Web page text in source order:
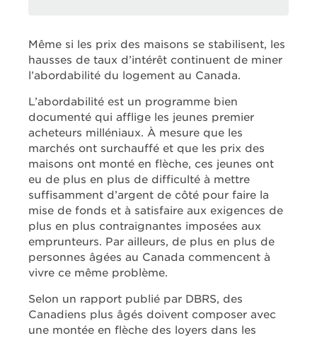
Même si les prix des maisons se stabilisent, les
hausses de taux d’intérêt continuent de miner
l’abordabilité du logement au Canada.
L’abordabilité est un programme bien
documenté qui afflige les jeunes premier
acheteurs milléniaux. À mesure que les
marchés ont surchauffé et que les prix des
maisons ont monté en flèche, ces jeunes ont
eu de plus en plus de difficulté à mettre
suffisamment d’argent de côté pour faire la
mise de fonds et à satisfaire aux exigences de
plus en plus contraignantes imposées aux
emprunteurs. Par ailleurs, de plus en plus de
personnes âgées au Canada commencent à
vivre ce même problème.
Selon un rapport publié par DBRS, des
Canadiens plus âgés doivent composer avec
une montée en flèche des loyers dans les